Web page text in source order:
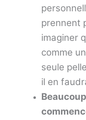
prennent
imaginer
comme
seule
il en